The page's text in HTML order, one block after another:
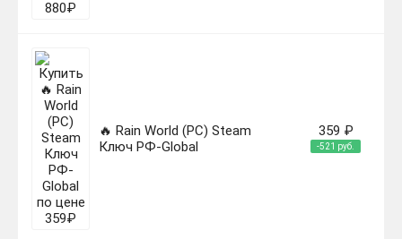
🔥 Rain World (PC) Steam
Ключ РФ-Global
359 ₽
-521 руб.